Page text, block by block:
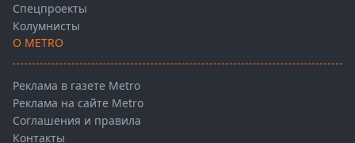
Спецпроекты
Колумнисты
О METRO
Реклама в газете Metro
Реклама на сайте Metro
Соглашения и правила
Контакты